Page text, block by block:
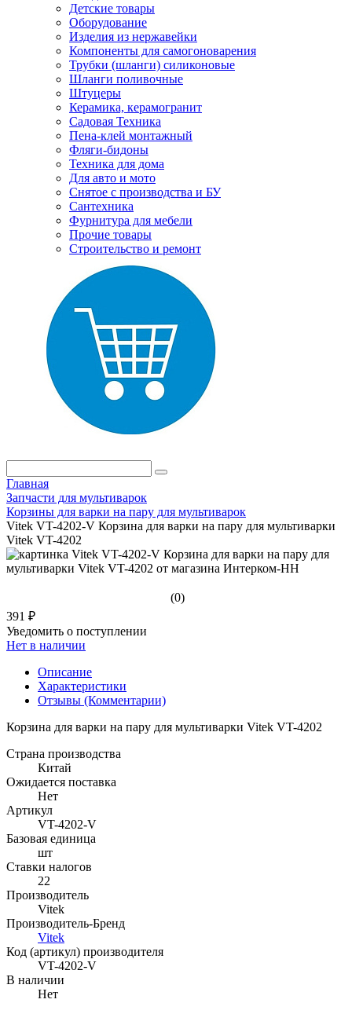
Детские товары
Оборудование
Изделия из нержавейки
Компоненты для самогоноварения
Трубки (шланги) силиконовые
Шланги поливочные
Штуцеры
Керамика, керамогранит
Садовая Техника
Пена-клей монтажный
Фляги-бидоны
Техника для дома
Для авто и мото
Снятое с производства и БУ
Сантехника
Фурнитура для мебели
Прочие товары
Строительство и ремонт
Главная
Запчасти для мультиварок
Корзины для варки на пару для мультиварок
Vitek VT-4202-V Корзина для варки на пару для мультиварки
Vitek VT-4202
(0)
391 ₽
Уведомить о поступлении
Нет в наличии
Описание
Характеристики
Отзывы (Комментарии)
Корзина для варки на пару для мультиварки Vitek VT-4202
Страна производства
Китай
Ожидается поставка
Нет
Артикул
VT-4202-V
Базовая единица
шт
Ставки налогов
22
Производитель
Vitek
Производитель-Бренд
Vitek
Код (артикул) производителя
VT-4202-V
В наличии
Нет